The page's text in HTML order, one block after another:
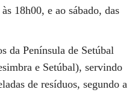
18h00, e ao sábado, das
da Península de Setúbal
e Setúbal), servindo
de resíduos, segundo a